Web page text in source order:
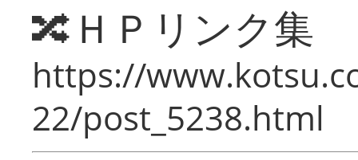
🔀ＨＰリンク集
https://
22/post_5238.html